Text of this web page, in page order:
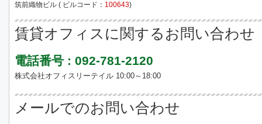
筑前織物ビル ( ビルコード： 100643)
賃貸オフィスに関するお問い合わせ
電話番号 : 092-781-2120
株式会社オフィスリーテイル 10:00～18:00
メールでのお問い合わせ